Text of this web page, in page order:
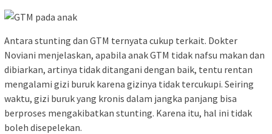
Antara stunting dan GTM ternyata cukup terkait. Dokter
Noviani menjelaskan, apabila anak GTM tidak nafsu makan dan
dibiarkan, artinya tidak ditangani dengan baik, tentu rentan
mengalami gizi buruk karena gizinya tidak tercukupi. Seiring
waktu, gizi buruk yang kronis dalam jangka panjang bisa
berproses mengakibatkan stunting. Karena itu, hal ini tidak
boleh disepelekan.